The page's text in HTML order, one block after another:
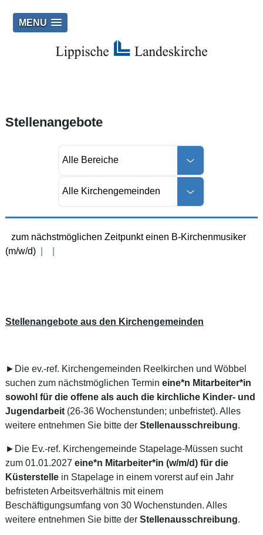
MENU
Stellenangebote
zum nächstmöglichen Zeitpunkt einen B-Kirchenmusiker
(m/w/d)
Stellenangebote aus den Kirchengemeinden
►Die ev.-ref. Kirchengemeinden Reelkirchen und Wöbbel
suchen zum nächstmöglichen Termin eine*n Mitarbeiter*in
sowohl für die offene als auch die kirchliche Kinder- und
Jugendarbeit(26-36 Wochenstunden; unbefristet). Alles
weitere entnehmen Sie bitte der Stellenausschreibung.
►Die Ev.-ref. Kirchengemeinde Stapelage-Müssen sucht
zum 01.01.2027 eine*n Mitarbeiter*in (w/m/d) für die
Küsterstellein Stapelage in einem vorerst auf ein Jahr
befristeten Arbeitsverhältnis mit einem
Beschäftigungsumfang von 30 Wochenstunden. Alles
weitere entnehmen Sie bitte der Stellenausschreibung.